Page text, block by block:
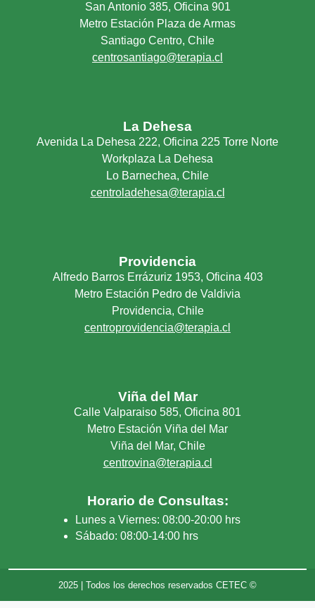
San Antonio 385, Oficina 901
Metro Estación Plaza de Armas
Santiago Centro, Chile
centrosantiago@terapia.cl
La Dehesa
Avenida La Dehesa 222, Oficina 225 Torre Norte
Workplaza La Dehesa
Lo Barnechea, Chile
centroladehesa@terapia.cl
Providencia
Alfredo Barros Errázuriz 1953, Oficina 403
Metro Estación Pedro de Valdivia
Providencia, Chile
centroprovidencia@terapia.cl
Viña del Mar
Calle Valparaiso 585, Oficina 801
Metro Estación Viña del Mar
Viña del Mar, Chile
centrovina@terapia.cl
Horario de Consultas:
Lunes a Viernes: 08:00-20:00 hrs
Sábado: 08:00-14:00 hrs
2025 | Todos los derechos reservados CETEC ©